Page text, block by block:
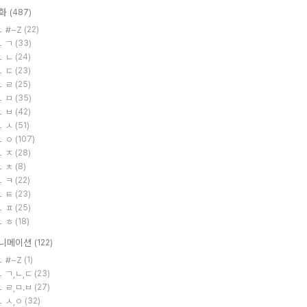
(487)
#~Z (22)
ㄱ (33)
ㄴ (24)
ㄷ (23)
ㄹ (25)
ㅁ (35)
ㅂ (42)
ㅅ (51)
ㅇ (107)
ㅈ (28)
ㅊ (8)
ㅋ (22)
ㅌ (23)
ㅍ (25)
ㅎ (18)
메이션 (122)
#~Z (1)
ㄱ,ㄴ,ㄷ (23)
ㄹ,ㅁ.ㅂ (27)
ㅅ,ㅇ (32)